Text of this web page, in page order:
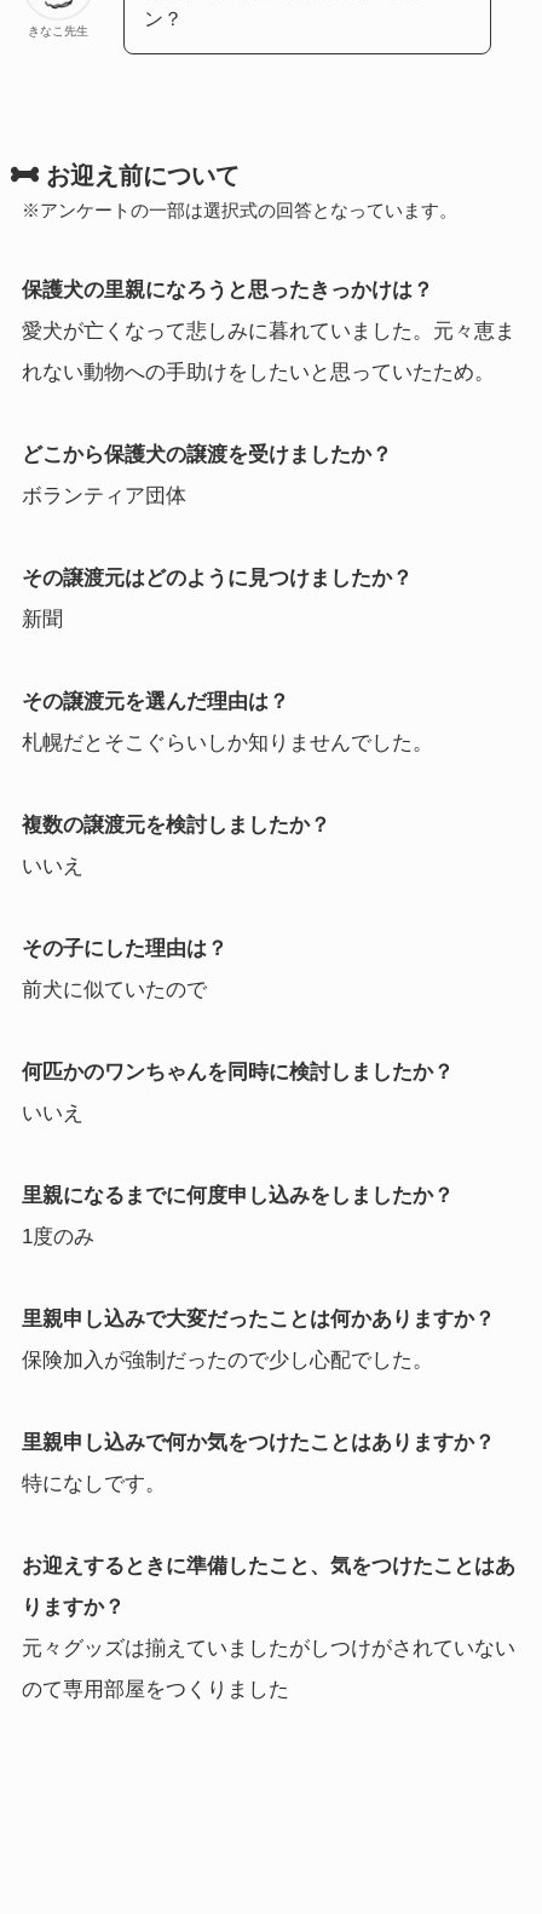
きなこ先生
ン？
お迎え前について
※アンケートの一部は選択式の回答となっています。
保護犬の里親になろうと思ったきっかけは？
愛犬が亡くなって悲しみに暮れていました。元々恵ま
れない動物への手助けをしたいと思っていたため。
どこから保護犬の譲渡を受けましたか？
ボランティア団体
その譲渡元はどのように見つけましたか？
新聞
その譲渡元を選んだ理由は？
札幌だとそこぐらいしか知りませんでした。
複数の譲渡元を検討しましたか？
いいえ
その子にした理由は？
前犬に似ていたので
何匹かのワンちゃんを同時に検討しましたか？
いいえ
里親になるまでに何度申し込みをしましたか？
1度のみ
里親申し込みで大変だったことは何かありますか？
保険加入が強制だったので少し心配でした。
里親申し込みで何か気をつけたことはありますか？
特になしです。
お迎えするときに準備したこと、気をつけたことはあ
りますか？
元々グッズは揃えていましたがしつけがされていない
のて専用部屋をつくりました